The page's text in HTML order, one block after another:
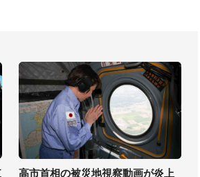
高市首相の被災地視察動画が炎上